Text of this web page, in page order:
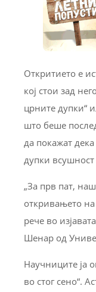
Откритието е
кој стои зад
црните дупки“
што беше
да покажат
дупки
„За прв пат,
откривањето на
рече во
Шенар од
Научниците ја
во стог сено“.